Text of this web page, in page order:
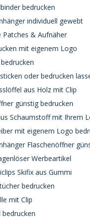
bedrucken
individuell gewebt
Patches & Aufnäher
mit eigenem Logo
oder bedrucken
aus Holz mit Clip
günstig bedrucken
Schaumstoff mit Ihrem
mit eigenem Logo
Flaschenöffner
Werbeartikel
Skifix aus Gummi
bedrucken
mit Clip